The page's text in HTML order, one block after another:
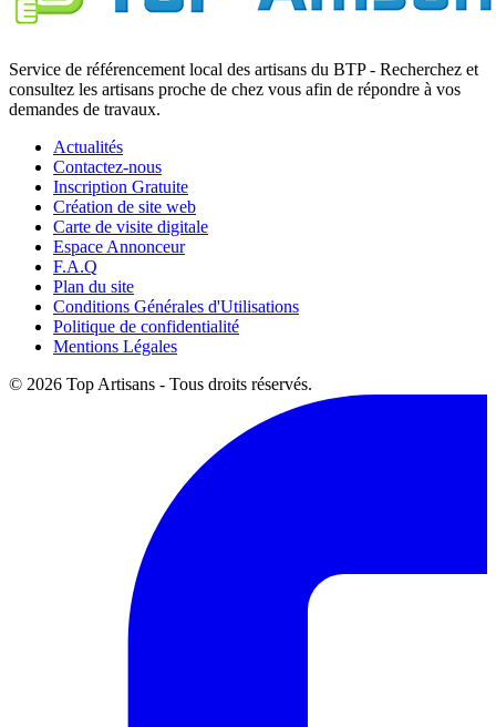
Service de référencement local des artisans du BTP - Recherchez et
consultez les artisans proche de chez vous afin de répondre à vos
demandes de travaux.
Actualités
Contactez-nous
Inscription Gratuite
Création de site web
Carte de visite digitale
Espace Annonceur
F.A.Q
Plan du site
Conditions Générales d'Utilisations
Politique de confidentialité
Mentions Légales
© 2026 Top Artisans - Tous droits réservés.